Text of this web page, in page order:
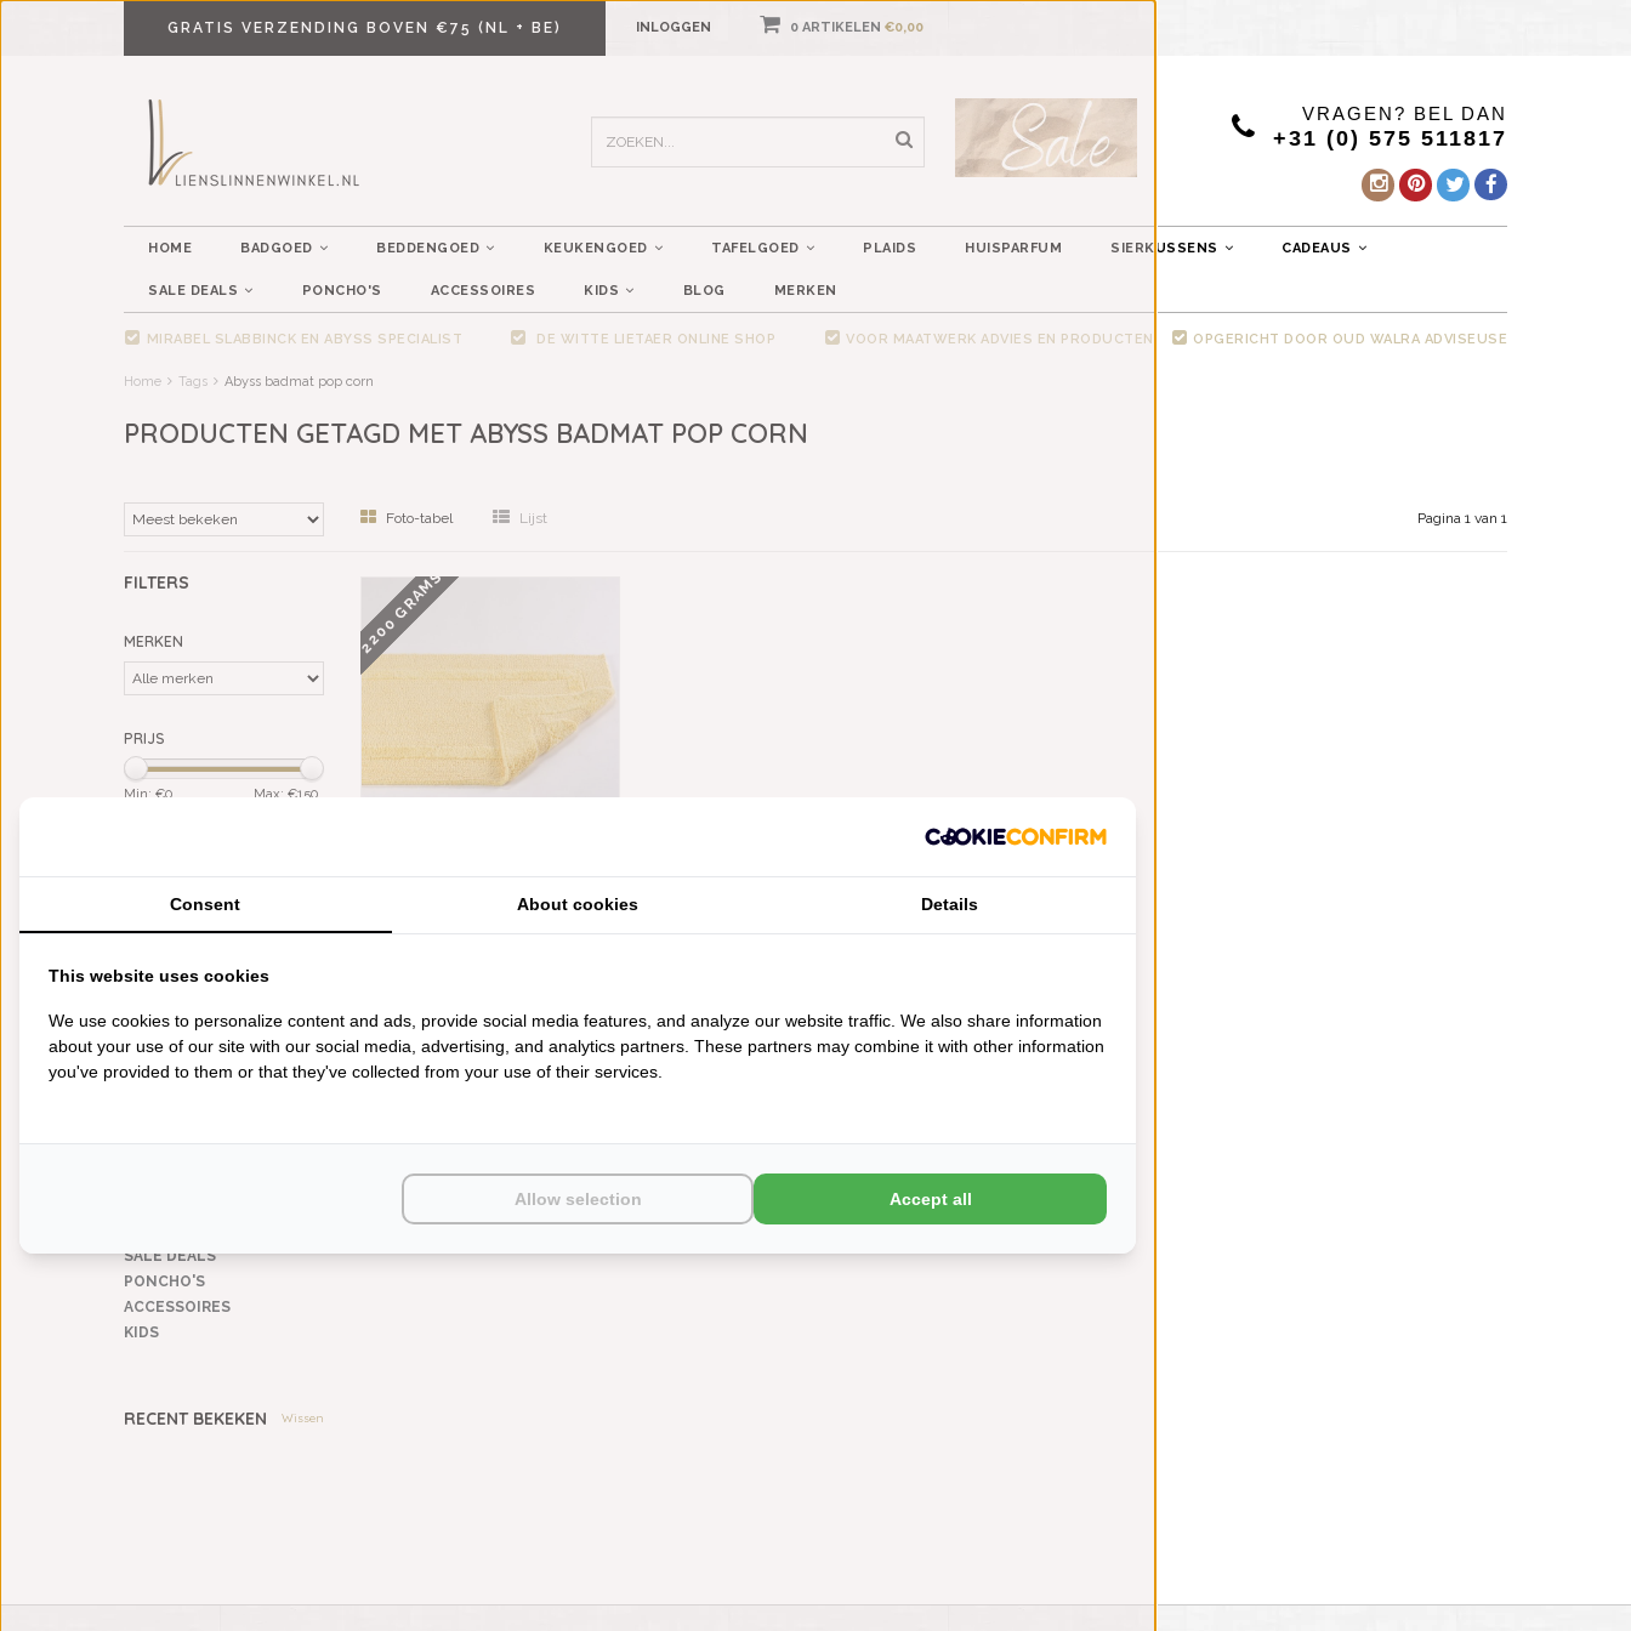
GRATIS VERZENDING BOVEN €75 (NL + BE) INLOGGEN 0 ARTIKELEN €0,00
VRAGEN? BEL DAN
+31 (0) 575 511817
HOME BADGOED BEDDENGOED KEUKENGOED TAFELGOED PLAIDS HUISPARFUM SIERKUSSENS CADEAUS
SALE DEALS PONCHO'S ACCESSOIRES KIDS BLOG MERKEN
MIRABEL SLABBINCK EN ABYSS SPECIALIST DE WITTE LIETAER ONLINE SHOP VOOR MAATWERK ADVIES EN PRODUCTEN OPGERICHT DOOR OUD WALRA ADVISEUSE
Home Tags Abyss badmat pop corn
PRODUCTEN GETAGD MET ABYSS BADMAT POP CORN
Foto-tabel Lijst Pagina 1 van 1
FILTERS
MERKEN
PRIJS
Min: €0 Max: €150
geel(1)
CATEGORIEËN
BADGOED
BEDDENGOED
SALE DEALS
PONCHO'S
ACCESSOIRES
KIDS
RECENT BEKEKEN Wissen
2200 GRAMS
BADMATTEN POPCORN (803),
2200 GRAM PER M², VANAF
Consent About cookies Details
This website uses cookies
We use cookies to personalize content and ads, provide social media features, and analyze our website traffic. We also share information
about your use of our site with our social media, advertising, and analytics partners. These partners may combine it with other information
you've provided to them or that they've collected from your use of their services.
Allow selection Accept all